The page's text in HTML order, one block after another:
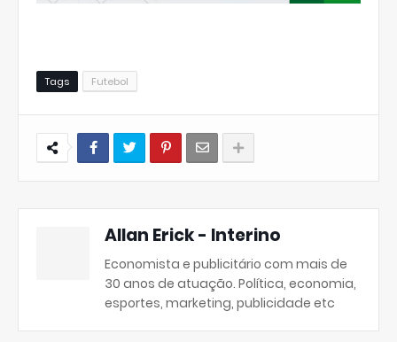
Tags Futebol
Allan Erick - Interino
Economista e publicitário com mais de
30 anos de atuação. Política, economia,
esportes, marketing, publicidade etc